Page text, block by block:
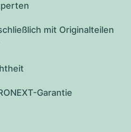
mit Originalteilen
Garantie